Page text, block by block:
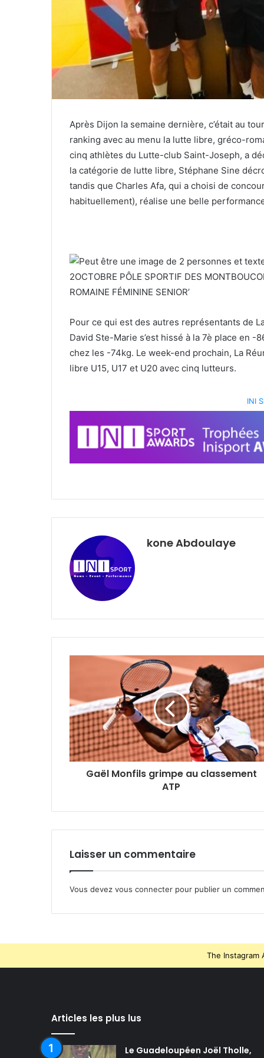
Après Dijon la semaine dernière, c’était au
ranking avec au menu la lutte libre, gréco-
cinq athlètes du Lutte-club Saint-Joseph, a
la catégorie de lutte libre, Stéphane Sine
tandis que Charles Afa, qui a choisi de
habituellement), réalise une belle
Pour ce qui est des autres représentants de
David Ste-Marie s’est hissé à la 7è place en -
chez les -74kg. Le week-end prochain, La
libre U15, U17 et U20 avec cinq lutteurs.
INI
kone Abdoulaye
Gaël Monfils grimpe au classement
ATP
Laisser un commentaire
Vous devez vous connecter pour publier un
The Instagram
Articles les plus lus
Le Guadeloupéen Joël Tholle,